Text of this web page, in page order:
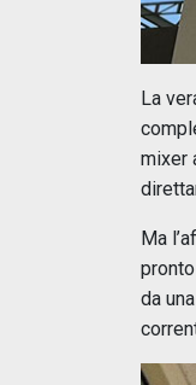
La
mixer
Ma
da